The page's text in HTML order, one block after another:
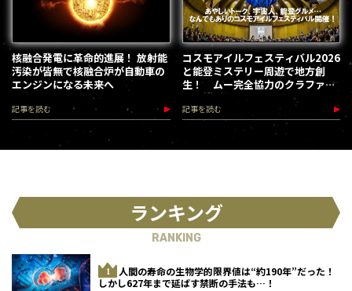
核融合発電に革命的進展！ 放射能
汚染が皆無で核融合炉が自動車の
エンジンになる未来へ
記事を読む
コスモアイルフェスティバル2026
と能登ミステリー周遊で地方創
生！ ムー完全協力のクラファン
第３弾が始動
記事を読む
ランキング
RANKING
人間の寿命の生物学的限界値は“約190年”だった！
しかし627年まで延ばす禁断の手法も…！